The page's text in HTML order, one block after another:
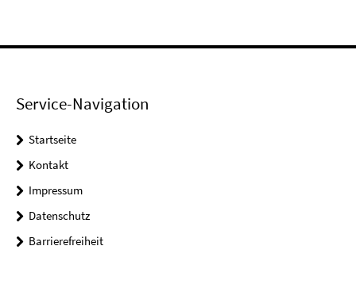
Service-Navigation
Startseite
Kontakt
Impressum
Datenschutz
Barrierefreiheit